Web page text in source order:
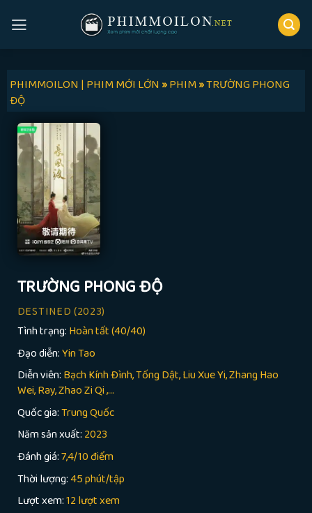
PHIMMOILON | PHIM MỚI LỚN»PHIM»TRƯỜNG PHONG
ĐỘ
TRƯỜNG PHONG ĐỘ
DESTINED (2023)
Tình trạng: Hoàn tất (40/40)
Đạo diễn:Yin Tao
Diễn viên: Bạch Kính Đình, Tống Dật, Liu Xue Yi, Zhang Hao
Wei, Ray, Zhao Zi Qi ,...
Quốc gia:Trung Quốc
Năm sản xuất: 2023
Đánh giá:7,4/10 điểm
Thời lượng:45 phút/tập
Lượt xem:12 lượt xem